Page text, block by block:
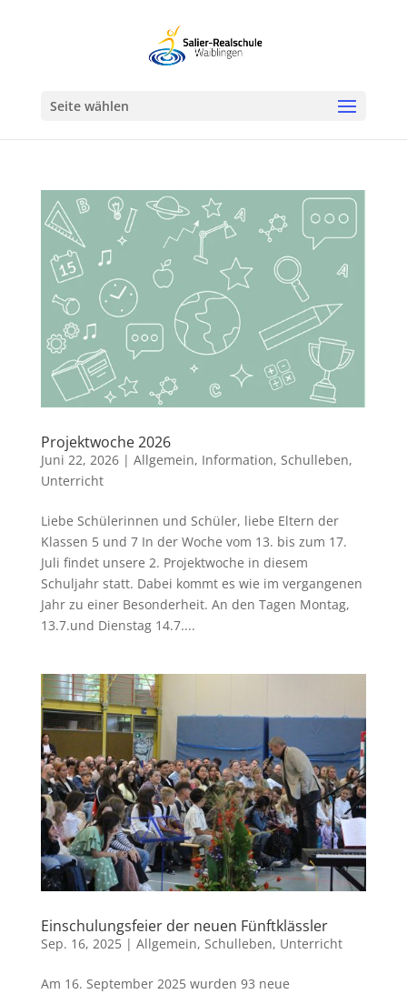
Seite wählen
Projektwoche 2026
Juni 22, 2026| Allgemein, Information, Schulleben,
Unterricht
Liebe Schülerinnen und Schüler, liebe Eltern der
Klassen 5 und 7 In der Woche vom 13. bis zum 17.
Juli findet unsere 2. Projektwoche in diesem
Schuljahr statt. Dabei kommt es wie im vergangenen
Jahr zu einer Besonderheit. An den Tagen Montag,
13.7.und Dienstag 14.7....
Einschulungsfeier der neuen Fünftklässler
Sep. 16, 2025| Allgemein, Schulleben, Unterricht
Am 16. September 2025 wurden 93 neue